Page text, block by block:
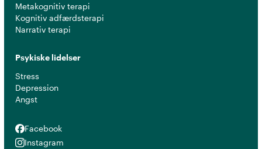
Metakognitiv terapi
Kognitiv adfærdsterapi
Narrativ terapi
Psykiske lidelser
Stress
Depression
Angst
Facebook
Facebook
Instagram
Instagram